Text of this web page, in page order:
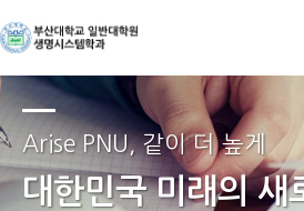
Arise PNU, 같이 더 높게
대한민국 미래의 새